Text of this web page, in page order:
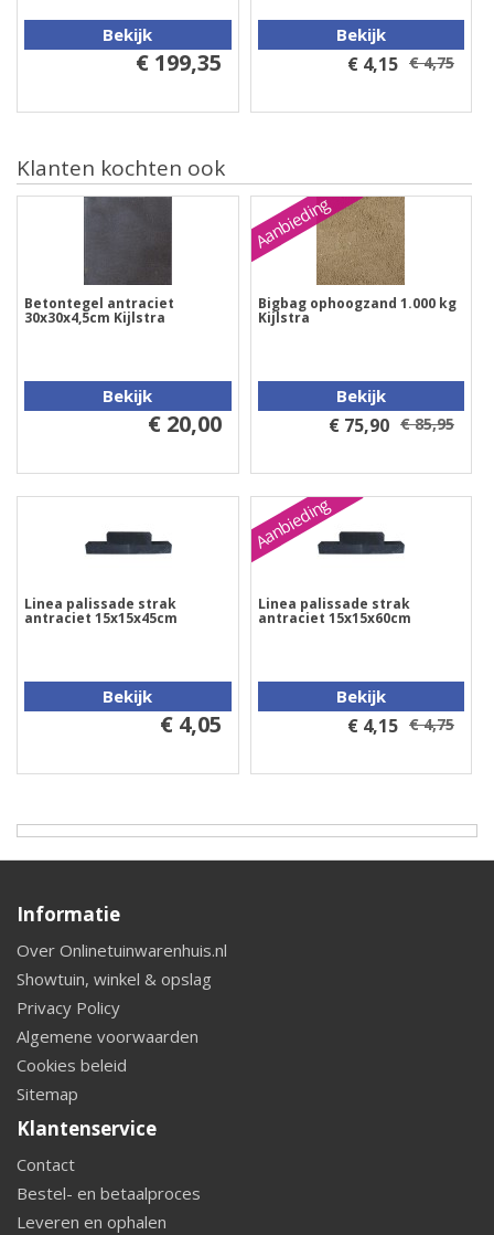
Bekijk
€ 199,35
Bekijk
€ 4,15 € 4,75
Klanten kochten ook
Betontegel antraciet
30x30x4,5cm Kijlstra
Bekijk
€ 20,00
Aanbieding
Bigbag ophoogzand 1.000 kg
Kijlstra
Bekijk
€ 75,90 € 85,95
Linea palissade strak
antraciet 15x15x45cm
Bekijk
€ 4,05
Aanbieding
Linea palissade strak
antraciet 15x15x60cm
Bekijk
€ 4,15 € 4,75
Informatie
Over Onlinetuinwarenhuis.nl
Showtuin, winkel & opslag
Privacy Policy
Algemene voorwaarden
Cookies beleid
Sitemap
Klantenservice
Contact
Bestel- en betaalproces
Leveren en ophalen